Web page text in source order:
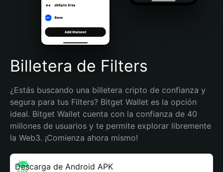
Português (Brasil)
Español (Argentina)
Billetera de Filters
¿Estás buscando una billetera cripto de confianza y
segura para tus Filters? Bitget Wallet es la opción
ideal. Bitget Wallet cuenta con la confianza de 40
millones de usuarios y te permite explorar libremente
la Web3. ¡Comienza ahora mismo!
Descarga de Android APK